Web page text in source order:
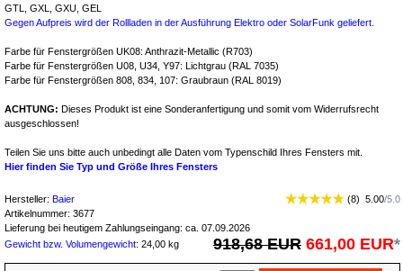
GTL, GXL, GXU, GEL
Gegen Aufpreis wird der Rollladen in der Ausführung Elektro oder SolarFunk geliefert.
Farbe für Fenstergrößen UK08: Anthrazit-Metallic (R703)
Farbe für Fenstergrößen U08, U34, Y97: Lichtgrau (RAL 7035)
Farbe für Fenstergrößen 808, 834, 107: Graubraun (RAL 8019)
ACHTUNG: Dieses Produkt ist eine Sonderanfertigung und somit vom Widerrufsrecht
ausgeschlossen!
Teilen Sie uns bitte auch unbedingt alle Daten vom Typenschild Ihres Fensters mit.
Hier finden Sie Typ und Größe Ihres Fensters
Hersteller: Baier (8) 5.00/5.0
Artikelnummer: 3677
Lieferung bei heutigem Zahlungseingang: ca. 07.09.2026
Gewicht bzw. Volumengewicht: 24,00 kg 918,68 EUR 661,00 EUR*